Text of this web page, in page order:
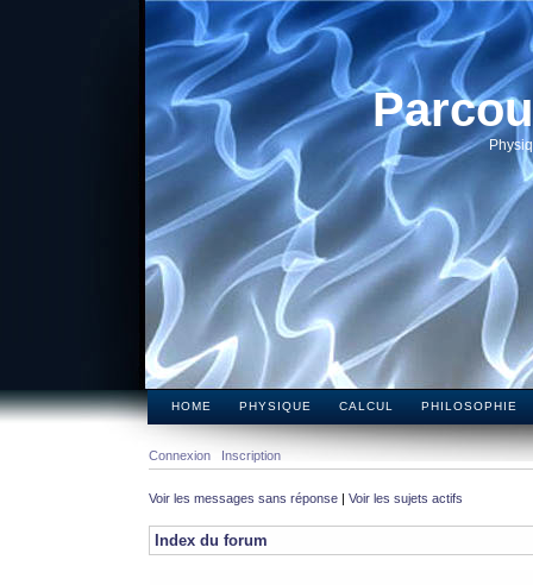
HOME PHYSIQUE CALCUL PHILOSOPHIE
Connexion Inscription
Voir les messages sans réponse | Voir les sujets actifs
Index du forum